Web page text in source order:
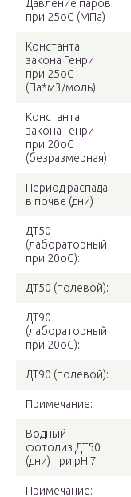
Давление паров
при 25oC (МПа)
Константа
закона Генри
при 25oC
(Па*м3/моль)
Константа
закона Генри
при 20oC
(безразмерная)
Период распада
в почве (дни)
ДТ50
(лабораторный
при 20oC):
ДТ50 (полевой):
ДТ90
(лабораторный
при 20oC):
ДТ90 (полевой):
Примечание:
Водный
фотолиз ДТ50
(дни) при pH 7
Примечание: